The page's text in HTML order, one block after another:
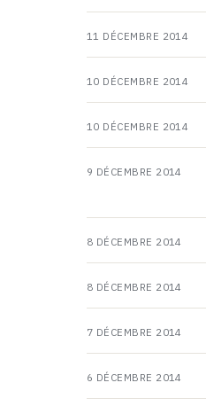
11 DÉCEMBRE 2014
10 DÉCEMBRE 2014
10 DÉCEMBRE 2014
9 DÉCEMBRE 2014
8 DÉCEMBRE 2014
8 DÉCEMBRE 2014
7 DÉCEMBRE 2014
6 DÉCEMBRE 2014